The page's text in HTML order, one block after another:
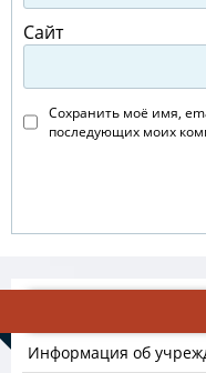
Сайт
Сохранить моё имя,
последующих моих
Информация об